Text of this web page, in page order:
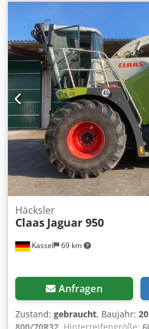
Kassel 69 km
Häcksler
Claas Jaguar 950
Anfragen
Zustand: gebraucht, Baujahr: